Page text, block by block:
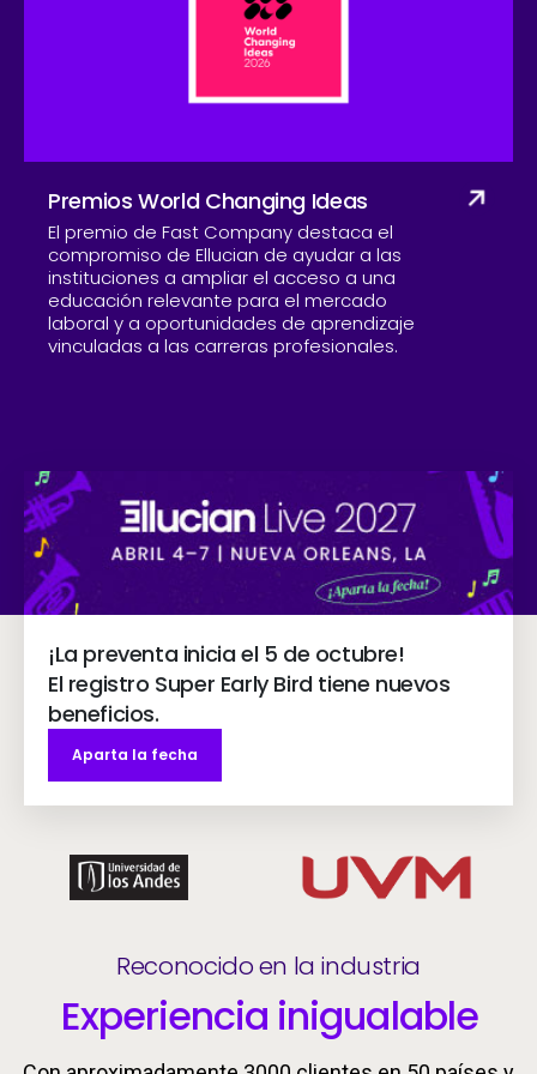
Premios World Changing Ideas
El premio de Fast Company destaca el
compromiso de Ellucian de ayudar a las
instituciones a ampliar el acceso a una
educación relevante para el mercado
laboral y a oportunidades de aprendizaje
vinculadas a las carreras profesionales.
Skip to CTA content
¡La preventa inicia el 5 de octubre!
El registro Super Early Bird tiene nuevos
beneficios.
Aparta la fecha
Reconocido en la industria
Experiencia inigualable